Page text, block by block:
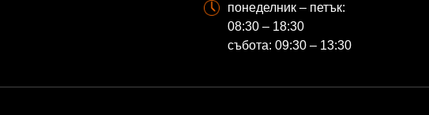
понеделник – петък:
08:30 – 18:30
събота: 09:30 – 13:30